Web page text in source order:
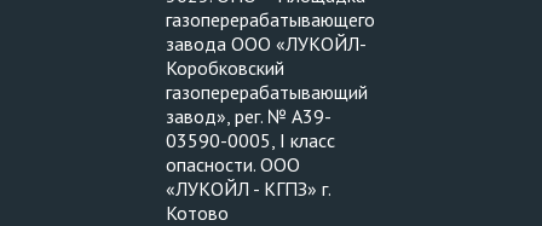
газоперерабатывающего
завода ООО «ЛУКОЙЛ-
Коробковский
газоперерабатывающий
завод», рег. № А39-
03590-0005, I класс
опасности. ООО
«ЛУКОЙЛ - КГПЗ» г.
Котово